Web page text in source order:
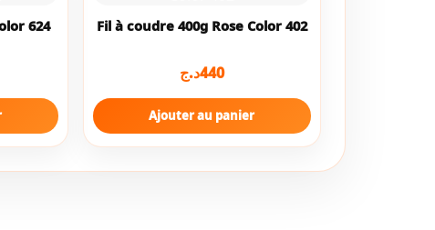
Fil à coudre 400g Rose Color 402
440د.ج
Ajouter au panier
624